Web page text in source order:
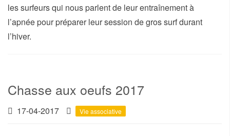
les surfeurs qui nous parlent de leur entraînement à
l’apnée pour préparer leur session de gros surf durant
l’hiver.
Chasse aux oeufs 2017
17-04-2017 Vie associative